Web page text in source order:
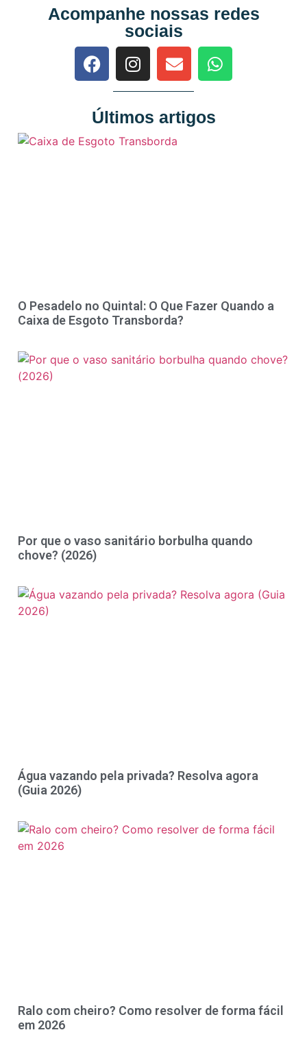
Acompanhe nossas redes
sociais
Últimos artigos
O Pesadelo no Quintal: O Que Fazer Quando a
Caixa de Esgoto Transborda?
Por que o vaso sanitário borbulha quando
chove? (2026)
Água vazando pela privada? Resolva agora
(Guia 2026)
Ralo com cheiro? Como resolver de forma fácil
em 2026